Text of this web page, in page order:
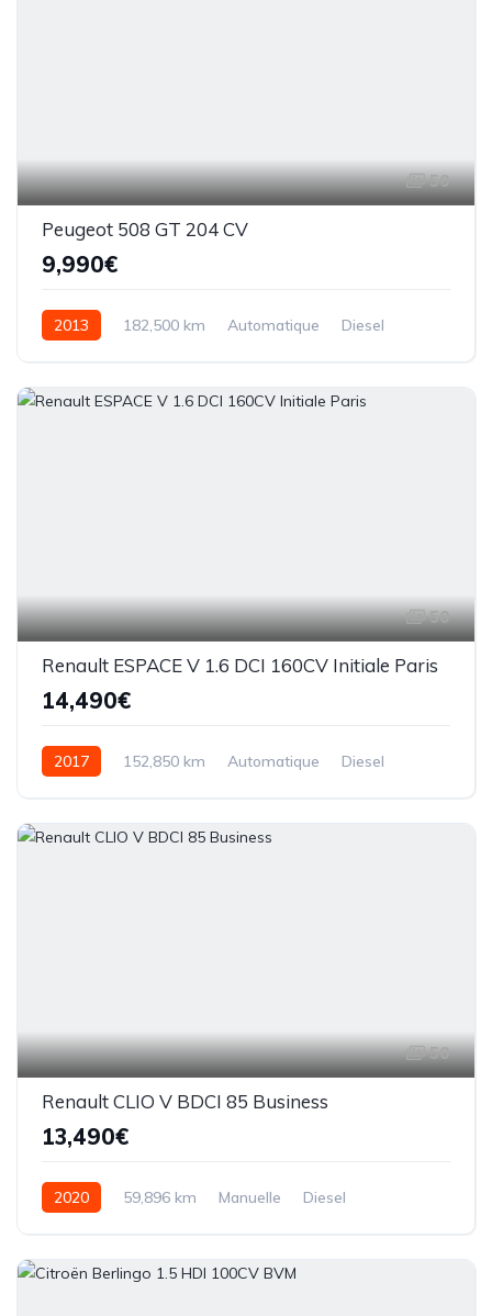
50
Peugeot 508 GT 204 CV
9,990€
2013 182,500 km Automatique Diesel
50
Renault ESPACE V 1.6 DCI 160CV Initiale Paris
14,490€
2017 152,850 km Automatique Diesel
50
Renault CLIO V BDCI 85 Business
13,490€
2020 59,896 km Manuelle Diesel